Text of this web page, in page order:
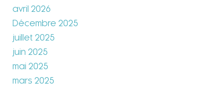
avril 2026
Décembre 2025
juillet 2025
juin 2025
mai 2025
mars 2025